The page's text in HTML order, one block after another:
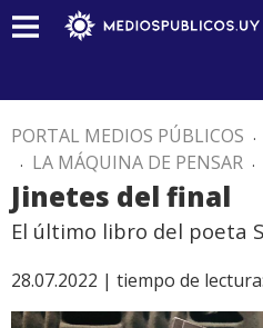
PORTAL MEDIOS PÚBLICOS .
. LA MÁQUINA DE PENSAR .
Jinetes del final
El último libro del poeta
28.07.2022 | tiempo de lectura: